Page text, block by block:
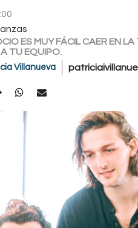
ES MUY FÁCIL CAER EN
TU EQUIPO.
Villanueva